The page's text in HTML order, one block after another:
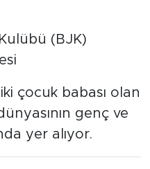
(BJK)
çocuk babası olan
genç ve
yer alıyor.